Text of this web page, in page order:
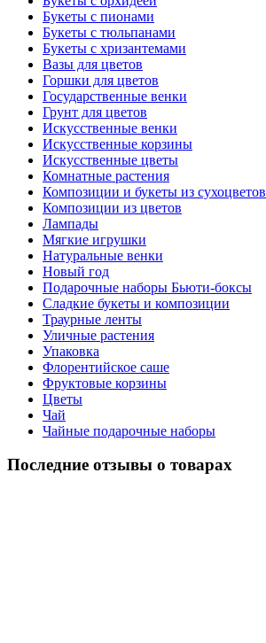
Букеты с пионами
Букеты с тюльпанами
Букеты с хризантемами
Вазы для цветов
Горшки для цветов
Государственные венки
Грунт для цветов
Искусственные венки
Искусственные корзины
Искусственные цветы
Комнатные растения
Композиции и букеты из сухоцветов
Композиции из цветов
Лампады
Мягкие игрушки
Натуральные венки
Новый год
Подарочные наборы Бьюти-боксы
Сладкие букеты и композиции
Траурные ленты
Уличные растения
Упаковка
Флорентийское саше
Фруктовые корзины
Цветы
Чай
Чайные подарочные наборы
Последние отзывы о товарах